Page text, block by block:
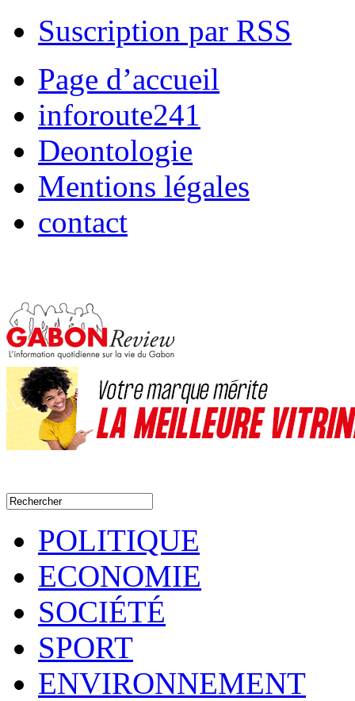
Suscription par RSS
Page d’accueil
inforoute241
Deontologie
Mentions légales
contact
POLITIQUE
ECONOMIE
SOCIÉTÉ
SPORT
ENVIRONNEMENT